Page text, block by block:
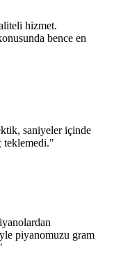
hizmet.
bence en
saniyeler içinde
teklemedi."
piyanomuzu gram